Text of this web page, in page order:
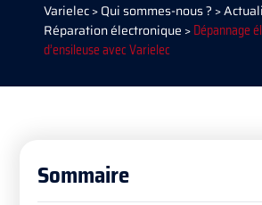
Varielec>Qui sommes-nous ? >
Réparation électronique >Dépannage
d’ensileuse avec Varielec
Sommaire